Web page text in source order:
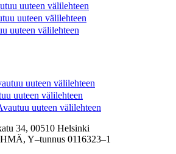
uuteen välilehteen
uuteen välilehteen
uuteen välilehteen
uuteen välilehteen
uuteen välilehteen
uuteen välilehteen
34, 00510 Helsinki
Y–tunnus 0116323–1